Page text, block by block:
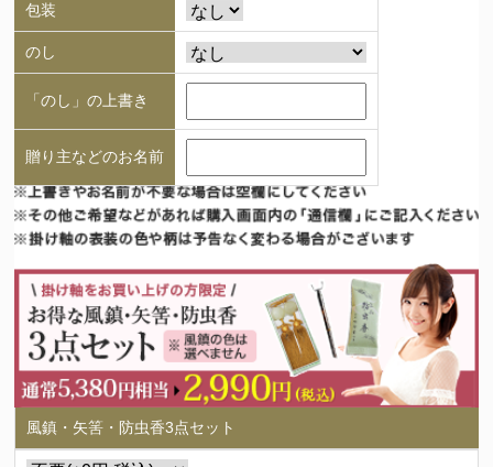
包装
のし
「のし」の上書き
贈り主などのお名前
風鎮・矢筈・防虫香3点セット